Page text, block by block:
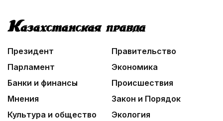
Президент
Правительство
Парламент
Экономика
Банки и финансы
Происшествия
Мнения
Закон и Порядок
Культура и общество
Экология